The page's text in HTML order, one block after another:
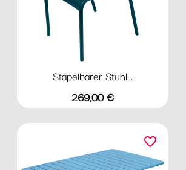
Stapelbarer Stuhl...
Preis
269,00 €
favorite_border